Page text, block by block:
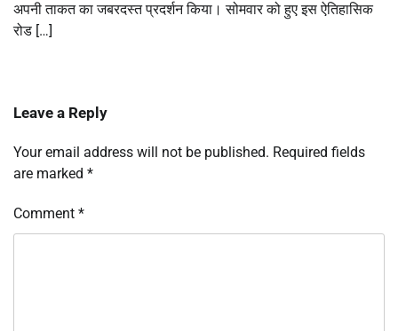
अपनी ताकत का जबरदस्त प्रदर्शन किया। सोमवार को हुए इस ऐतिहासिक
रोड […]
Leave a Reply
Your email address will not be published. Required fields
are marked *
Comment *